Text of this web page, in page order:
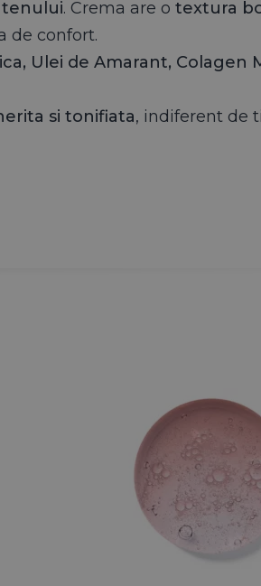
- 50 ml
- 50 ml
- 50 ml
tenului. Crema are o textura
de confort.
Ulei de Amarant, Colagen
si tonifiata, indiferent de